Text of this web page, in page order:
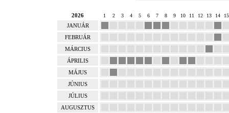
2026 1 2 3 4 5 6 7 8 9 10 11 12 13 14 15
JANUÁR
FEBRUÁR
MÁRCIUS
ÁPRILIS
MÁJUS
JÚNIUS
JÚLIUS
AUGUSZTUS